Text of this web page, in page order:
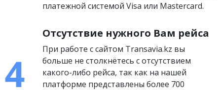
платежной системой Visa или Mastercard.
Отсутствие нужного Вам рейса
При работе с сайтом Transavia.kz вы
больше не столкнётесь с отсутствием
какого-либо рейса, так как на нашей
платформе представлены более 700